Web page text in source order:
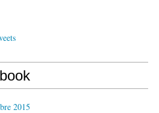
2015